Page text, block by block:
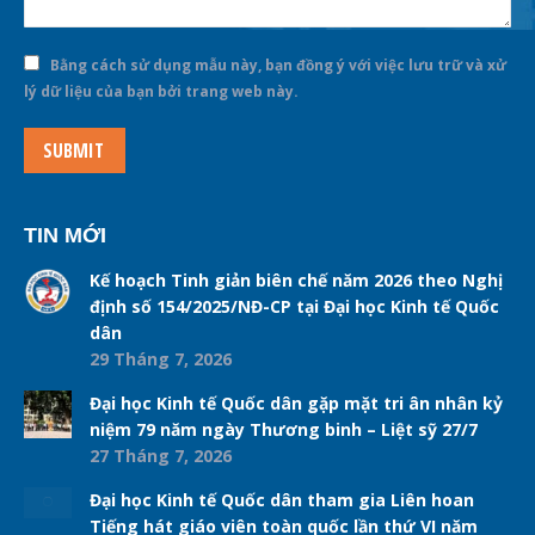
Bằng cách sử dụng mẫu này, bạn đồng ý với việc lưu trữ và xử
lý dữ liệu của bạn bởi trang web này.
SUBMIT
TIN MỚI
Kế hoạch Tinh giản biên chế năm 2026 theo Nghị
định số 154/2025/NĐ-CP tại Đại học Kinh tế Quốc
dân
29 Tháng 7, 2026
Đại học Kinh tế Quốc dân gặp mặt tri ân nhân kỷ
niệm 79 năm ngày Thương binh – Liệt sỹ 27/7
27 Tháng 7, 2026
Đại học Kinh tế Quốc dân tham gia Liên hoan
Tiếng hát giáo viên toàn quốc lần thứ VI năm